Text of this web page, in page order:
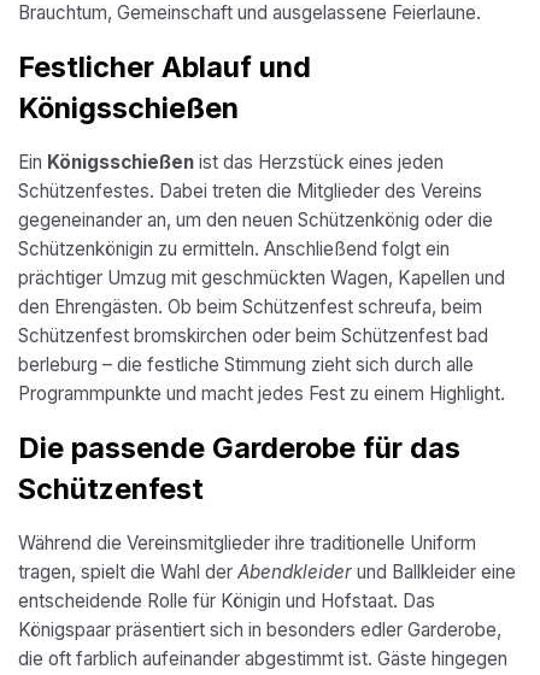
Brauchtum, Gemeinschaft und ausgelassene Feierlaune.
Festlicher Ablauf und
Königsschießen
Ein Königsschießen ist das Herzstück eines jeden
Schützenfestes. Dabei treten die Mitglieder des Vereins
gegeneinander an, um den neuen Schützenkönig oder die
Schützenkönigin zu ermitteln. Anschließend folgt ein
prächtiger Umzug mit geschmückten Wagen, Kapellen und
den Ehrengästen. Ob beim Schützenfest schreufa, beim
Schützenfest bromskirchen oder beim Schützenfest bad
berleburg – die festliche Stimmung zieht sich durch alle
Programmpunkte und macht jedes Fest zu einem Highlight.
Die passende Garderobe für das
Schützenfest
Während die Vereinsmitglieder ihre traditionelle Uniform
tragen, spielt die Wahl der Abendkleider und Ballkleider eine
entscheidende Rolle für Königin und Hofstaat. Das
Königspaar präsentiert sich in besonders edler Garderobe,
die oft farblich aufeinander abgestimmt ist. Gäste hingegen